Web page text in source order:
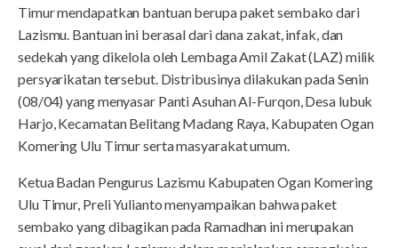
Timur mendapatkan bantuan berupa paket sembako dari
Lazismu. Bantuan ini berasal dari dana zakat, infak, dan
sedekah yang dikelola oleh Lembaga Amil Zakat (LAZ) milik
persyarikatan tersebut. Distribusinya dilakukan pada Senin
(08/04) yang menyasar Panti Asuhan Al-Furqon, Desa lubuk
Harjo, Kecamatan Belitang Madang Raya, Kabupaten Ogan
Komering Ulu Timur serta masyarakat umum.
Ketua Badan Pengurus Lazismu Kabupaten Ogan Komering
Ulu Timur, Preli Yulianto menyampaikan bahwa paket
sembako yang dibagikan pada Ramadhan ini merupakan